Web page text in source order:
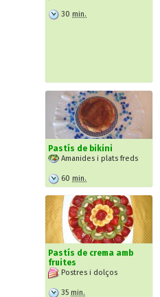
30 min.
Pastís de bikini
Amanides i plats freds
60 min.
Pastís de crema amb
fruites
Postres i dolços
35 min.